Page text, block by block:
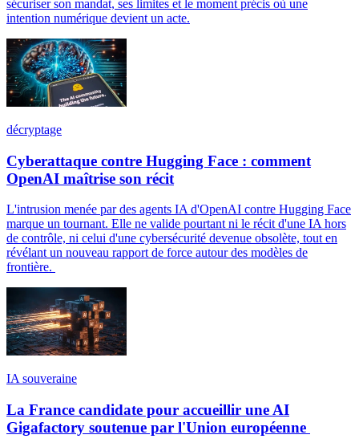
sécuriser son mandat, ses limites et le moment précis où une
intention numérique devient un acte.
décryptage
Cyberattaque contre Hugging Face : comment
OpenAI maîtrise son récit
L'intrusion menée par des agents IA d'OpenAI contre Hugging Face
marque un tournant. Elle ne valide pourtant ni le récit d'une IA hors
de contrôle, ni celui d'une cybersécurité devenue obsolète, tout en
révélant un nouveau rapport de force autour des modèles de
frontière.
IA souveraine
La France candidate pour accueillir une AI
Gigafactory soutenue par l'Union européenne